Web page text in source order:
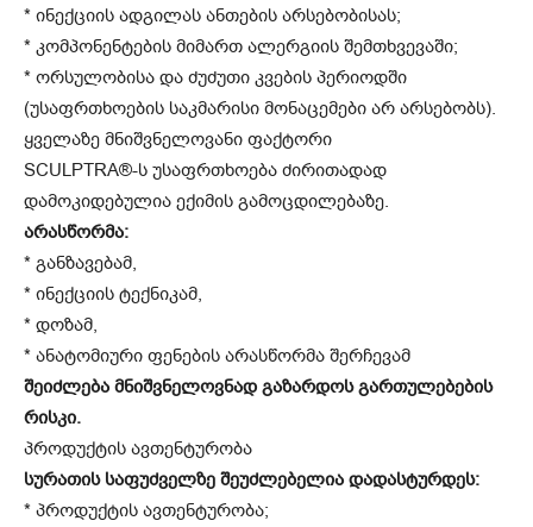
* ინექციის ადგილას ანთების არსებობისას;
* კომპონენტების მიმართ ალერგიის შემთხვევაში;
* ორსულობისა და ძუძუთი კვების პერიოდში
(უსაფრთხოების საკმარისი მონაცემები არ არსებობს).
ყველაზე მნიშვნელოვანი ფაქტორი
SCULPTRA®-ს უსაფრთხოება ძირითადად
დამოკიდებულია ექიმის გამოცდილებაზე.
არასწორმა:
* განზავებამ,
* ინექციის ტექნიკამ,
* დოზამ,
* ანატომიური ფენების არასწორმა შერჩევამ
შეიძლება მნიშვნელოვნად გაზარდოს გართულებების
რისკი.
პროდუქტის ავთენტურობა
სურათის საფუძველზე შეუძლებელია დადასტურდეს:
* პროდუქტის ავთენტურობა;